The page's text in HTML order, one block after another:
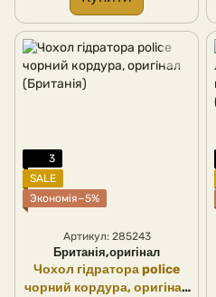
3
SALE
Экономія−5%
Артикул: 285243
Британія,оригінал
Чохол гідратора police
чорний кордура, оригінал